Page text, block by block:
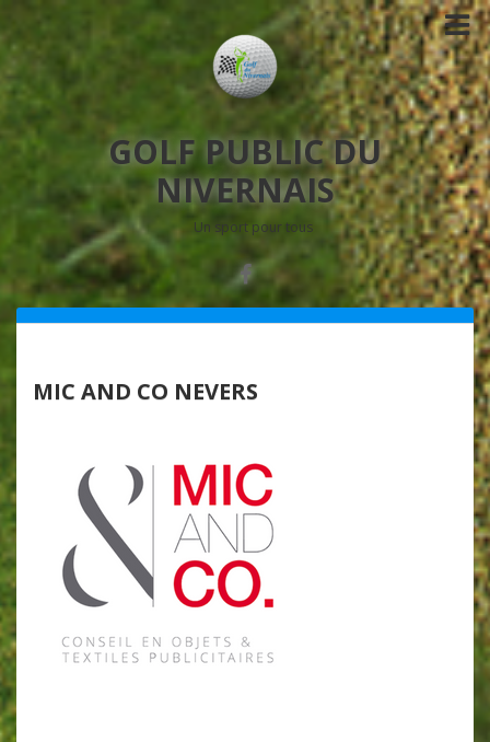
GOLF PUBLIC DU
NIVERNAIS
Un sport pour tous
MIC AND CO NEVERS